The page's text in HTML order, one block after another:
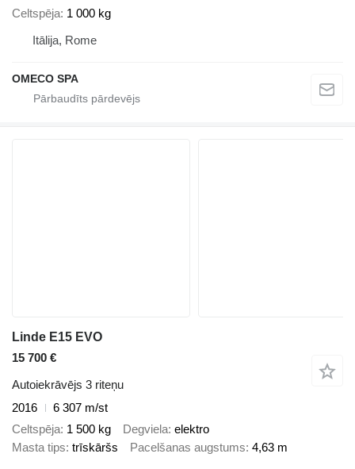
Celtspēja 1 000 kg
Itālija, Rome
OMECO SPA
Linde E15 EVO
15 700 €
Autoiekrāvējs 3 riteņu
2016
6 307 m/st
Celtspēja 1 500 kg Degviela elektro
Masta tips trīskāršs Pacelšanas augstums 4,63 m